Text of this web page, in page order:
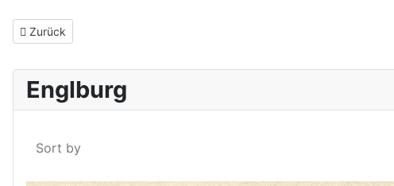
Vorheriger Beitrag: Schloss Engelburg auf einer Zeichnung
Zurück
Englburg
Sort by